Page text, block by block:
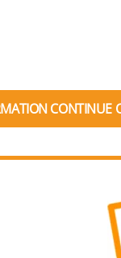
CONTINUE